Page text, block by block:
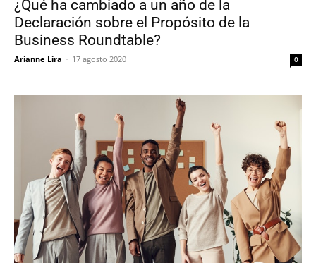
¿Qué ha cambiado a un año de la
Declaración sobre el Propósito de la
Business Roundtable?
Arianne Lira - 17 agosto 2020 0